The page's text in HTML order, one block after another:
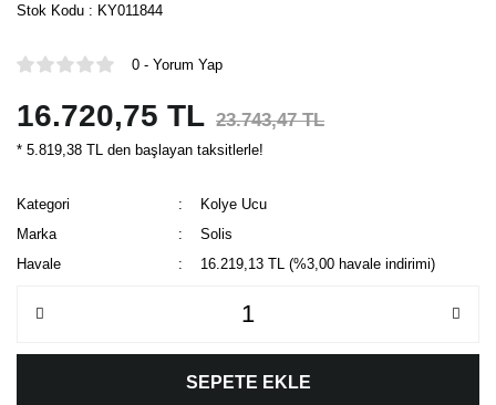
Stok Kodu : KY011844
0 - Yorum Yap
16.720,75 TL 23.743,47 TL
* 5.819,38 TL den başlayan taksitlerle!
Kategori
Kolye Ucu
Marka
Solis
Havale
16.219,13 TL (%3,00 havale indirimi)
SEPETE EKLE